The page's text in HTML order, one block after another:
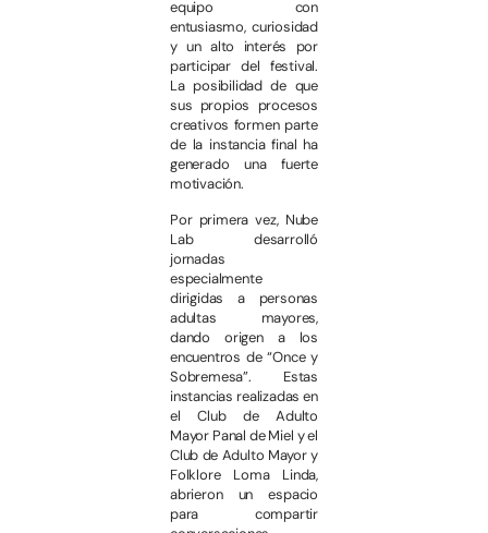
equipo con
entusiasmo, curiosidad
y un alto interés por
participar del festival.
La posibilidad de que
sus propios procesos
creativos formen parte
de la instancia final ha
generado una fuerte
motivación.
Por primera vez, Nube
Lab desarrolló
jornadas
especialmente
dirigidas a personas
adultas mayores,
dando origen a los
encuentros de “Once y
Sobremesa”. Estas
instancias realizadas en
el Club de Adulto
Mayor Panal de Miel y el
Club de Adulto Mayor y
Folklore Loma Linda,
abrieron un espacio
para compartir